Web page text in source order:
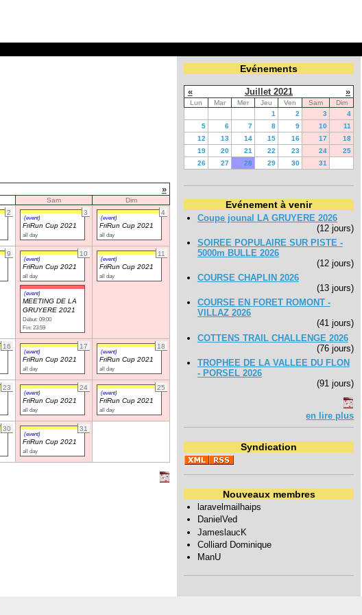
»
Sam
Dim
2 3
(event)
FriRun Cup 2021
all day
4
(event)
FriRun Cup 2021
all day
9 10
(event)
FriRun Cup 2021
all day
(event)
MEETING DE LA
GRUYERE 2021
Début: 09:00
Fin: 23:59
11
(event)
FriRun Cup 2021
all day
16 17
(event)
FriRun Cup 2021
all day
18
(event)
FriRun Cup 2021
all day
23 24
(event)
FriRun Cup 2021
all day
25
(event)
FriRun Cup 2021
all day
30 31
(event)
FriRun Cup 2021
all day
Evénements
« Juillet 2021 »
Lun Mar Mer Jeu Ven Sam
Dim
1
2 3
4
5
6 7 8 9 10
11
12
13 14 15 16 17
18
19
20 21 22 23 24
25
26
27 28 29 30 31
Evénement à venir
Coupe jounal LA GRUYERE 2026
(12 jours)
SOIREE POPULAIRE SUR PISTE -
5000m BULLE 2026
(12 jours)
COURSE CHAPLIN 2026
(13 jours)
COURSE EN FORET ROMONT -
VILLAZ 2026
(41 jours)
COTTENS TRAIL CHALLENGE 2026
(76 jours)
TROPHEE DE LA VALLEE DU FLON
- PORSEL 2026
(91 jours)
en lire plus
Syndication
Nouveaux membres
laravelmailhaips
DanielVed
JameslaucK
Colliard Dominique
ManU